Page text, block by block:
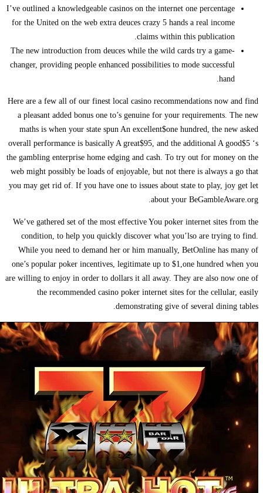
I’ve outlined a knowledgeable casinos on the internet one
for the United on the web extra deuces crazy 5 hands a real
claims within this
The new introduction from deuces while the wild cards try a
changer, providing people enhanced possibilities to mode
Here are a few all of our finest local casino recommendations now
a pleasant added bonus one to’s genuine for your requirements.
maths is when your state spun An excellent$one hundred, the
overall performance is basically A great$95, and the additional A
the gambling enterprise home edging and cash. To try out for
web might possibly be loads of enjoyable, but not there is always
you may get rid of. If you have one to issues about state to play,
about your
We’ve gathered set of the most effective You poker internet sites
condition, to help you quickly discover what you’lso are
While you need to demand her or him manually, BetOnline has
one’s popular poker incentives, legitimate up to $1,one hundred
are willing to enjoy in order to dollars it all away. They are also
the recommended casino poker internet sites for the
demonstrating give of several